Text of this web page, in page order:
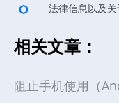
法律信息以及
相关文章：
阻止手机使用（